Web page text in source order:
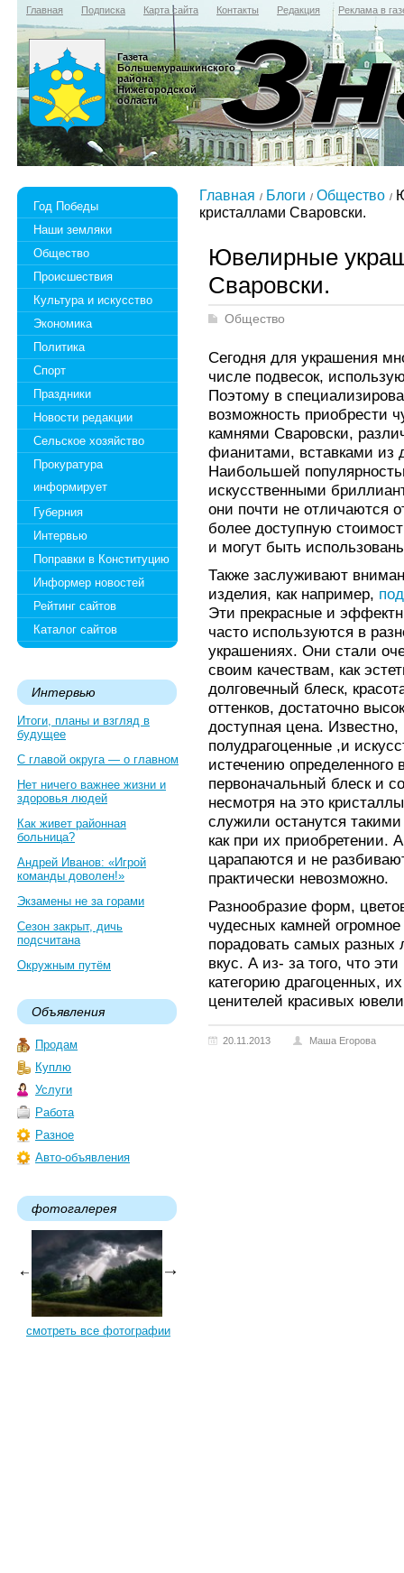
Главная Подписка Карта сайта Контакты Редакция Реклама в
Газета
Большемурашкинского
района
Нижегородской
области
Год Победы
Наши земляки
Общество
Происшествия
Культура и искусство
Экономика
Политика
Спорт
Праздники
Новости редакции
Сельское хозяйство
Прокуратура
информирует
Губерния
Интервью
Поправки в Конституцию
Информер новостей
Рейтинг сайтов
Каталог сайтов
Интервью
Итоги, планы и взгляд в
будущее
С главой округа — о главном
Нет ничего важнее жизни и
здоровья людей
Как живет районная
больница?
Андрей Иванов: «Игрой
команды доволен!»
Экзамены не за горами
Сезон закрыт, дичь
подсчитана
Окружным путём
Объявления
Продам
Куплю
Услуги
Работа
Разное
Авто-объявления
фотогалерея
смотреть все фотографии
Главная Блоги Общество
кристаллами Сваровски.
Ювелирные
Сваровски.
Общество
Сегодня для украшения
числе подвесок,
Поэтому в
возможность приобрести
камнями Сваровски,
фианитами, вставками из
Наибольшей
искусственными
они почти не отличаются
более доступную
и могут быть
Также заслуживают
изделия, как например,
Эти прекрасные и
часто используются в
украшениях. Они стали
своим качествам, как
долговечный блеск,
оттенков, достаточно
доступная цена.
полудрагоценные ,и
истечению определенного
первоначальный блеск и
несмотря на это
служили останутся
как при их приобретении.
царапаются и не
практически невозможно.
Разнообразие форм,
чудесных камней
порадовать самых
вкус. А из- за того, что
категорию драгоценных,
ценителей красивых
20.11.2013 Маша Егорова